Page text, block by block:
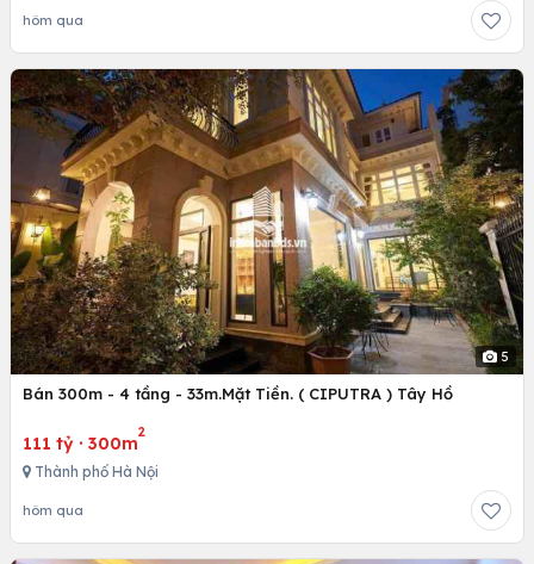
hôm qua
5
Bán 300m - 4 tầng - 33m.Mặt Tiền. ( CIPUTRA ) Tây Hồ
111 tỷ · 300m
2
Thành phố Hà Nội
hôm qua